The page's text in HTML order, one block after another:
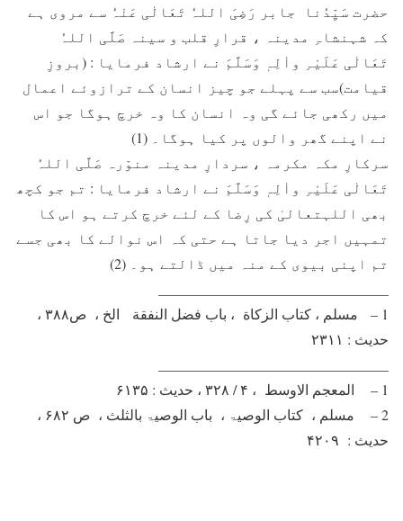
حضرت سَیِّدُنا جابر رَضِیَ اللہُ تَعَالٰی عَنْہُ سے مروی ہے
کہ شہنشاہِ مدینہ ، قرارِ قلب و سینہ صَلَّی اللہُ
تَعَالٰی عَلَیْہِ واٰلِہٖ وَسَلَّمَ نے ارشاد فرمایا : (بروزِ
قیامت)سب سے پہلے جو چیز انسان کے ترازوئے اعمال
میں رکھی جائے گی وہ انسان کا وہ خرچ ہوگا جو اس
نے اپنے گھر والوں پر کیا ہوگا۔ (1)
سرکارِ مکہ مکرمہ ، سردارِ مدینہ منوّرہ صَلَّی اللہُ
تَعَالٰی عَلَیْہِ واٰلِہٖ وَسَلَّمَ نے ارشاد فرمایا : تم جو کچھ
بھی اللہتعالیٰ کی رِضا کے لئے خرچ کرتے ہو اس کا
تمہیں اجر دیا جاتا ہے حتی کہ اس نوالے کا بھی جسے
تم اپنی بیوی کے منہ میں ڈالتے ہو۔ (2)
1 – مسلم ، کتاب الزکاة ، باب فضل النفقة الخ ، ص۳۸۸ ،
حدیث : ۲۳۱۱
1 – المعجم الاوسط ، ۴ / ۳۲۸ ، حدیث : ۶۱۳۵
2 – مسلم ، کتاب الوصیۃ ، باب الوصیۃ بالثلث ، ص ۶۸۲ ،
حدیث : ۴۲۰۹